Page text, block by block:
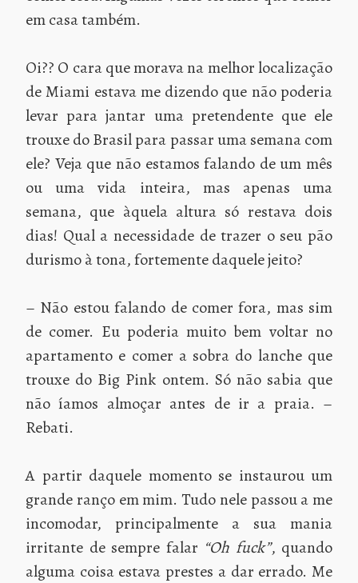
em casa também.
Oi?? O cara que morava na melhor localização
de Miami estava me dizendo que não poderia
levar para jantar uma pretendente que ele
trouxe do Brasil para passar uma semana com
ele? Veja que não estamos falando de um mês
ou uma vida inteira, mas apenas uma
semana, que àquela altura só restava dois
dias! Qual a necessidade de trazer o seu pão
durismo à tona, fortemente daquele jeito?
– Não estou falando de comer fora, mas sim
de comer. Eu poderia muito bem voltar no
apartamento e comer a sobra do lanche que
trouxe do Big Pink ontem. Só não sabia que
não íamos almoçar antes de ir a praia. –
Rebati.
A partir daquele momento se instaurou um
grande ranço em mim. Tudo nele passou a me
incomodar, principalmente a sua mania
irritante de sempre falar “Oh fuck”, quando
alguma coisa estava prestes a dar errado. Me